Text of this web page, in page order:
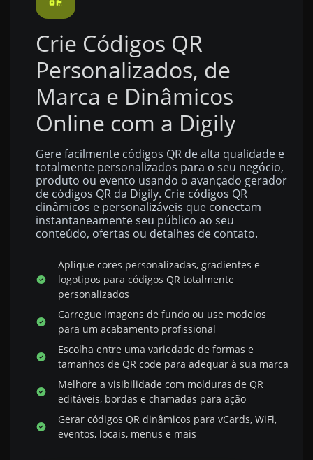
Crie Códigos QR
Personalizados, de
Marca e Dinâmicos
Online com a Digily
Gere facilmente códigos QR de alta qualidade e
totalmente personalizados para o seu negócio,
produto ou evento usando o avançado gerador
de códigos QR da Digily. Crie códigos QR
dinâmicos e personalizáveis que conectam
instantaneamente seu público ao seu
conteúdo, ofertas ou detalhes de contato.
Aplique cores personalizadas, gradientes e
logotipos para códigos QR totalmente
personalizados
Carregue imagens de fundo ou use modelos
para um acabamento profissional
Escolha entre uma variedade de formas e
tamanhos de QR code para adequar à sua marca
Melhore a visibilidade com molduras de QR
editáveis, bordas e chamadas para ação
Gerar códigos QR dinâmicos para vCards, WiFi,
eventos, locais, menus e mais